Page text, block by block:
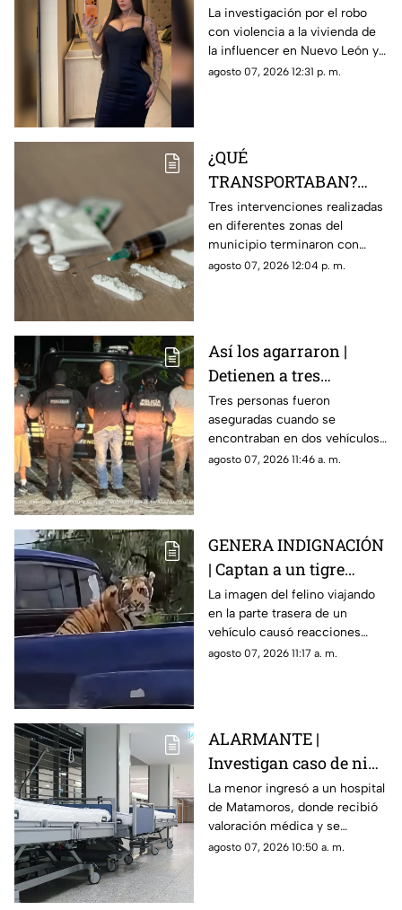
presunto responsable
del robo a la casa de
Karely Ruiz
La investigación por el robo
con violencia a la vivienda de
la influencer en Nuevo León ya
tiene a un primer detenido.
agosto 07, 2026 12:31 p. m.
¿QUÉ
TRANSPORTABAN?
Tres personas son
detenidas en posesión
de estas sustancia en El
Marqués
Tres intervenciones realizadas
en diferentes zonas del
municipio terminaron con
personas aseguradas y
agosto 07, 2026 12:04 p. m.
Así los agarraron |
Detienen a tres
personas en Huimilpan
tras localizar presuntas
sustancias ilegales
Tres personas fueron
aseguradas cuando se
encontraban en dos vehículos;
durante la intervención fueron
agosto 07, 2026 11:46 a. m.
GENERA INDIGNACIÓN
| Captan a un tigre
amarrado del cuello a
bordo de una
camioneta
La imagen del felino viajando
en la parte trasera de un
vehículo causó reacciones
entre usuarios, mientras se
agosto 07, 2026 11:17 a. m.
ALARMANTE |
Investigan caso de niña
de 11 años con 5 meses
de embarazo; aquí
ocurrió
La menor ingresó a un hospital
de Matamoros, donde recibió
valoración médica y se
activaron medidas para
agosto 07, 2026 10:50 a. m.